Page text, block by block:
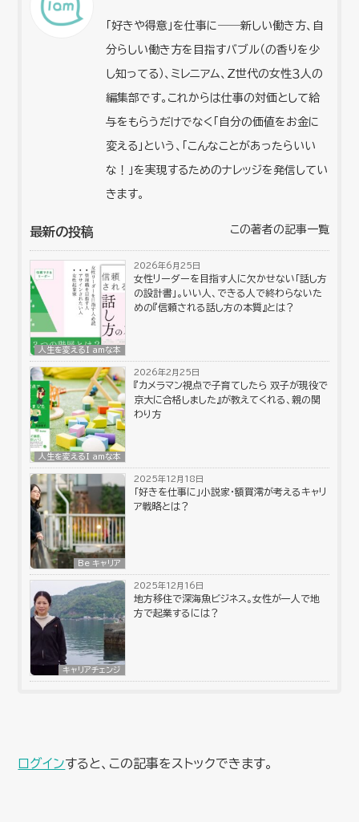
「好きや得意」を仕事に――新しい働き方、自
分らしい働き方を目指すバブル（の香りを少
し知ってる）、ミレニアム、Z世代の女性３人の
編集部です。これからは仕事の対価として給
与をもらうだけでなく「自分の価値をお金に
変える」という、「こんなことがあったらいい
な！」を実現するためのナレッジを発信してい
きます。
最新の投稿 この著者の記事一覧
人生を変えるI amな本
2026年6月25日
女性リーダーを目指す人に欠かせない「話し方
の設計書」。いい人、できる人で終わらないた
めの『信頼される話し方の本質』とは？
人生を変えるI amな本
2026年2月25日
『カメラマン視点で子育てしたら 双子が現役で
京大に合格しました』が教えてくれる、親の関
わり方
Be キャリア
2025年12月18日
「好きを仕事に」小説家・額賀澪が考えるキャリ
ア戦略とは？
キャリアチェンジ
2025年12月16日
地方移住で深海魚ビジネス。女性が一人で地
方で起業するには？
ログインすると、この記事をストックできます。